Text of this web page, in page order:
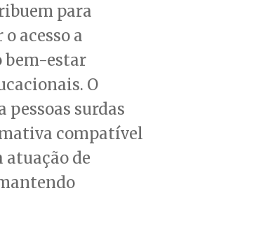
para
acesso a
bem-estar
O
surdas
compatível
atuação de